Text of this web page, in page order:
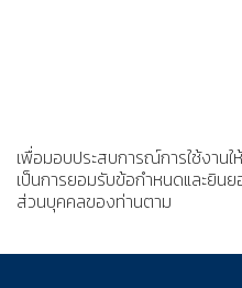
เพื่อมอบประสบการณ์การใช้งานใ
เป็นการยอมรับข้อกำหนดและยิน
ส่วนบุคคลของท่านตาม